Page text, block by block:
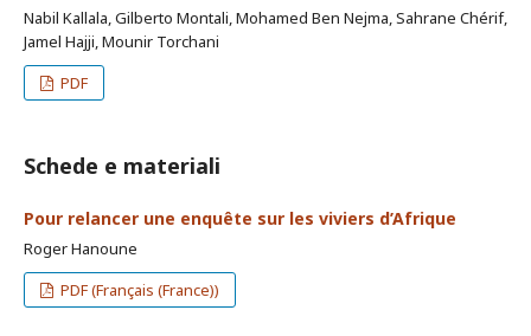
Nabil Kallala, Gilberto Montali, Mohamed Ben Nejma, Sahrane Chérif,
Jamel Hajji, Mounir Torchani
PDF
Schede e materiali
Pour relancer une enquête sur les viviers d’Afrique
Roger Hanoune
PDF (Français (France))